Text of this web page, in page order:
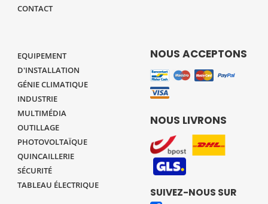
CONTACT
EQUIPEMENT
D'INSTALLATION
GÉNIE CLIMATIQUE
INDUSTRIE
MULTIMÉDIA
OUTILLAGE
PHOTOVOLTAÏQUE
QUINCAILLERIE
SÉCURITÉ
TABLEAU ÉLECTRIQUE
NOUS ACCEPTONS
NOUS LIVRONS
SUIVEZ-NOUS SUR